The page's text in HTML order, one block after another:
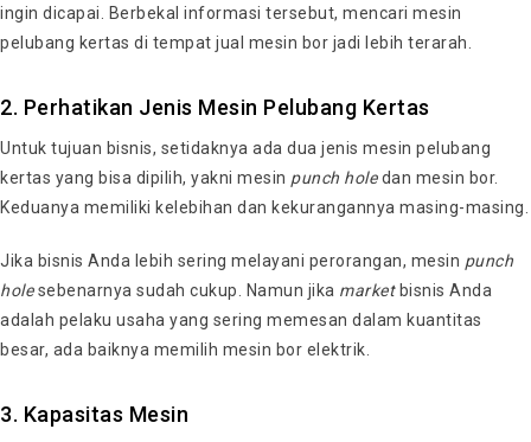
ingin dicapai. Berbekal informasi tersebut, mencari mesin
pelubang kertas di tempat jual mesin bor jadi lebih terarah.
2. Perhatikan Jenis Mesin Pelubang Kertas
Untuk tujuan bisnis, setidaknya ada dua jenis mesin pelubang
kertas yang bisa dipilih, yakni mesin punch holedan mesin bor.
Keduanya memiliki kelebihan dan kekurangannya masing-masing.
Jika bisnis Anda lebih sering melayani perorangan, mesin punch
holesebenarnya sudah cukup. Namun jika marketbisnis Anda
adalah pelaku usaha yang sering memesan dalam kuantitas
besar, ada baiknya memilih mesin bor elektrik.
3. Kapasitas Mesin